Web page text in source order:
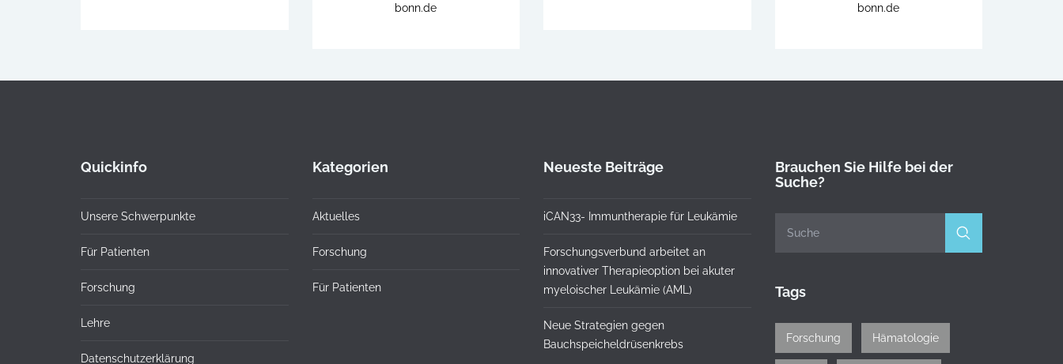
bonn.de
bonn.de
Quickinfo
Unsere Schwerpunkte
Für Patienten
Forschung
Lehre
Datenschutzerklärung
Kategorien
Aktuelles
Forschung
Für Patienten
Neueste Beiträge
iCAN33- Immuntherapie für Leukämie
Forschungsverbund arbeitet an
innovativer Therapieoption bei akuter
myeloischer Leukämie (AML)
Neue Strategien gegen
Bauchspeicheldrüsenkrebs
Brauchen Sie Hilfe bei der
Suche?
Tags
Forschung Hämatologie